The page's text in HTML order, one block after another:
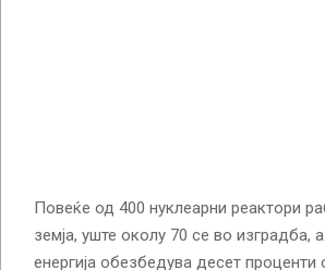
Повеќе од 400 нуклеарни реактори
земја, уште околу 70 се во изградба,
енергија обезбедува десет проценти